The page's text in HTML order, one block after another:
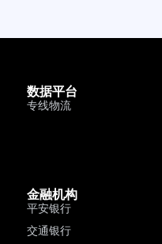
数据平台
专线物流
金融机构
平安银行
交通银行